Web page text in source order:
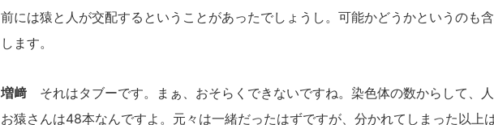
前には猿と人が交配するということがあったでしょうし。可能かどうかというのも
します。
増﨑 それはタブーです。まぁ、おそらくできないですね。染色体の数からして、
お猿さんは48本なんですよ。元々は一緒だったはずですが、分かれてしまった以上